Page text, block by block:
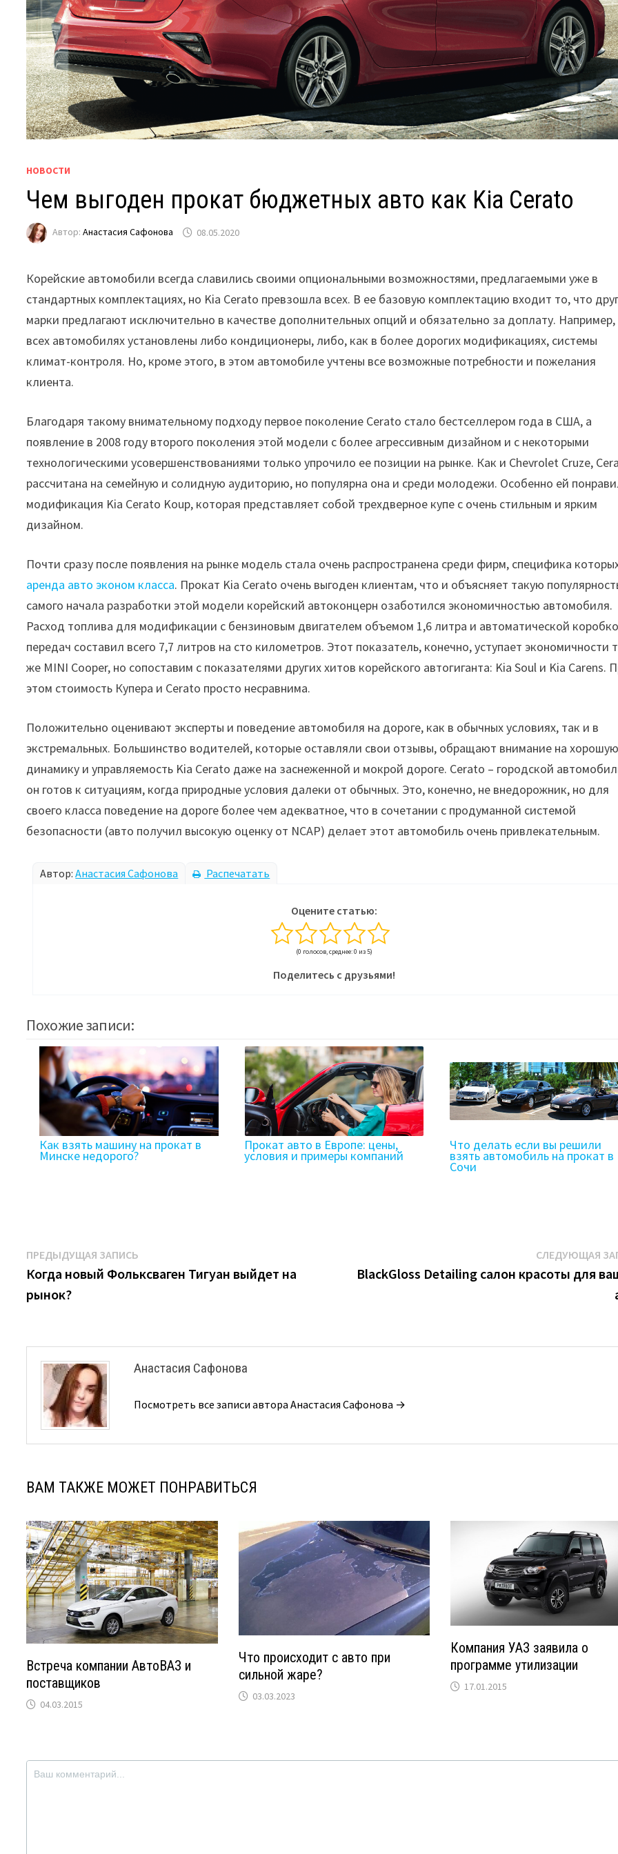
НОВОСТИ
Чем выгоден прокат бюджетных авто как Kia Cerato
Автор:Анастасия Сафонова 08.05.2020
Корейские автомобили всегда славились своими опциональными возможностями, предлагаемыми уже в
стандартных комплектациях, но Kia Cerato превзошла всех. В ее базовую комплектацию входит то, что
марки предлагают исключительно в качестве дополнительных опций и обязательно за доплату. Например,
всех автомобилях установлены либо кондиционеры, либо, как в более дорогих модификациях, системы
климат-контроля. Но, кроме этого, в этом автомобиле учтены все возможные потребности и пожелания
клиента.
Благодаря такому внимательному подходу первое поколение Cerato стало бестселлером года в США, а
появление в 2008 году второго поколения этой модели с более агрессивным дизайном и с некоторыми
технологическими усовершенствованиями только упрочило ее позиции на рынке. Как и Chevrolet Cruze,
рассчитана на семейную и солидную аудиторию, но популярна она и среди молодежи. Особенно ей
модификация Kia Cerato Koup, которая представляет собой трехдверное купе с очень стильным и ярким
дизайном.
Почти сразу после появления на рынке модель стала очень распространена среди фирм, специфика
аренда авто эконом класса. Прокат Kia Cerato очень выгоден клиентам, что и объясняет такую
самого начала разработки этой модели корейский автоконцерн озаботился экономичностью автомобиля.
Расход топлива для модификации с бензиновым двигателем объемом 1,6 литра и автоматической
передач составил всего 7,7 литров на сто километров. Этот показатель, конечно, уступает экономичности
же MINI Cooper, но сопоставим с показателями других хитов корейского автогиганта: Kia Soul и Kia Carens.
этом стоимость Купера и Cerato просто несравнима.
Положительно оценивают эксперты и поведение автомобиля на дороге, как в обычных условиях, так и в
экстремальных. Большинство водителей, которые оставляли свои отзывы, обращают внимание на хорошую
динамику и управляемость Kia Cerato даже на заснеженной и мокрой дороге. Cerato – городской
он готов к ситуациям, когда природные условия далеки от обычных. Это, конечно, не внедорожник, но для
своего класса поведение на дороге более чем адекватное, что в сочетании с продуманной системой
безопасности (авто получил высокую оценку от NCAP) делает этот автомобиль очень привлекательным.
Автор:Анастасия Сафонова Распечатать
Оцените статью:
(0 голосов, среднее: 0 из 5)
Поделитесь с друзьями!
Похожие записи:
Как взять машину на прокат в
Минске недорого?
Прокат авто в Европе: цены,
условия и примеры компаний
Что делать если вы решили
взять автомобиль на прокат в
Сочи
Навигация
по
записям
ПРЕДЫДУЩАЯ ЗАПИСЬ
запись:
Когда новый Фольксваген Тигуан выйдет на
рынок?
СЛЕДУЮЩАЯ
BlackGloss Detailing салон красоты для
Анастасия Сафонова
Посмотреть все записи автора Анастасия Сафонова →
ВАМ ТАКЖЕ МОЖЕТ ПОНРАВИТЬСЯ
Встреча компании АвтоВАЗ и
поставщиков
04.03.2015
Что происходит с авто при
сильной жаре?
03.03.2023
Компания УАЗ заявила о
программе утилизации
17.01.2015